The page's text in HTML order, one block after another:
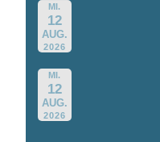
MI.
12
AUG.
2026
MI.
12
AUG.
2026